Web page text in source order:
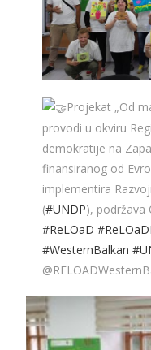
Projekat „Od
provodi u okviru
demokratije na
finansiranog od
implementira
(#UNDP), podržava
#ReLOaD
#WesternBalkan